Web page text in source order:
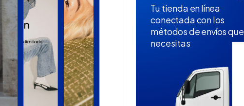
Tu tienda en línea
conectada con los
métodos de envíos que
necesitas